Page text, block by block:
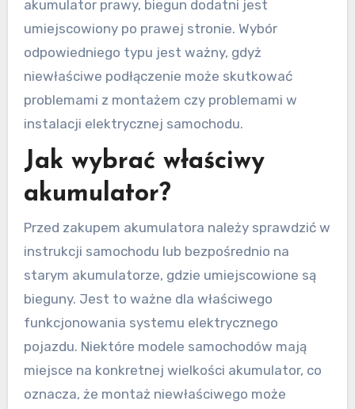
akumulator prawy, biegun dodatni jest
umiejscowiony po prawej stronie. Wybór
odpowiedniego typu jest ważny, gdyż
niewłaściwe podłączenie może skutkować
problemami z montażem czy problemami w
instalacji elektrycznej samochodu.
Jak wybrać właściwy
akumulator?
Przed zakupem akumulatora należy sprawdzić w
instrukcji samochodu lub bezpośrednio na
starym akumulatorze, gdzie umiejscowione są
bieguny. Jest to ważne dla właściwego
funkcjonowania systemu elektrycznego
pojazdu. Niektóre modele samochodów mają
miejsce na konkretnej wielkości akumulator, co
oznacza, że montaż niewłaściwego może